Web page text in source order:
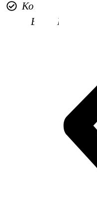
Копирайтинг
Ежедневные
пользователями.
Разработка
программ в
Mini-App)